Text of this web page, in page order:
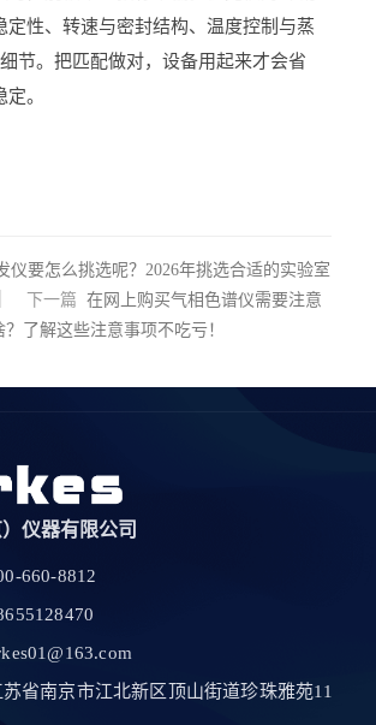
定性、转速与密封结构、温度控制与蒸
节。把匹配做对，设备用起来才会省
。
仪要怎么挑选呢？2026年挑选合适的实验室
下一篇
在网上购买气相色谱仪需要注意
？了解这些注意事项不吃亏！
仪器有限公司
660-8812
省南京市江北新区顶山街道珍珠雅苑11